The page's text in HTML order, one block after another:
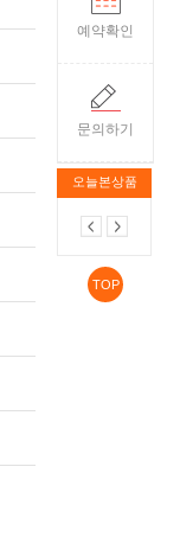
예약확인
문의하기
오늘본상품
TOP